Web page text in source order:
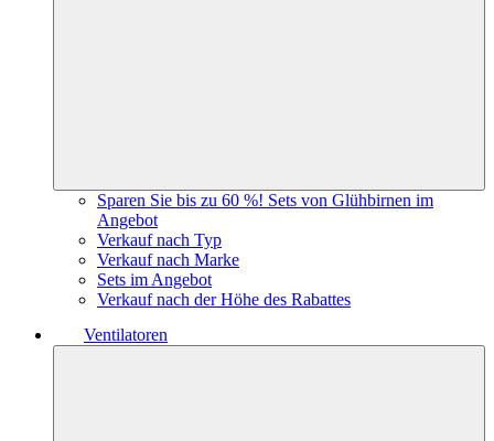
Sparen Sie bis zu 60 %! Sets von Glühbirnen im
Angebot
Verkauf nach Typ
Verkauf nach Marke
Sets im Angebot
Verkauf nach der Höhe des Rabattes
Ventilatoren